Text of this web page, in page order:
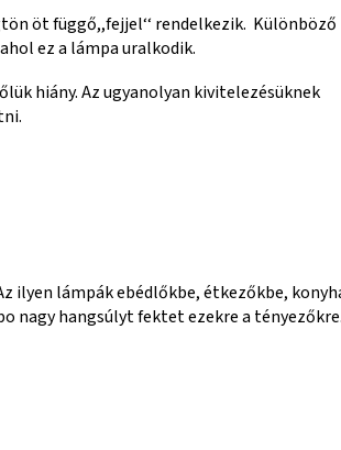
öt függő,,fejjel‘‘ rendelkezik. Különböző
ez a lámpa uralkodik.
hiány. Az ugyanolyan kivitelezésüknek
ilyen lámpák ebédlőkbe, étkezőkbe,
nagy hangsúlyt fektet ezekre a tényezőkre.